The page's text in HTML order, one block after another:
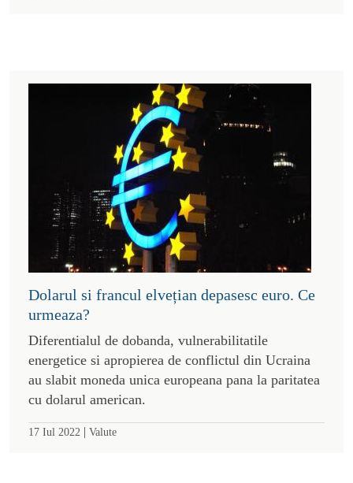
Dolarul si francul elvețian depasesc euro. Ce
urmeaza?
Diferentialul de dobanda, vulnerabilitatile
energetice si apropierea de conflictul din Ucraina
au slabit moneda unica europeana pana la paritatea
cu dolarul american.
17 Iul 2022 | Valute